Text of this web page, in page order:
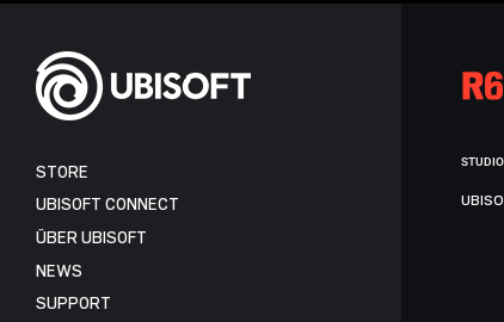
STORE
UBISOFT CONNECT
ÜBER UBISOFT
NEWS
SUPPORT